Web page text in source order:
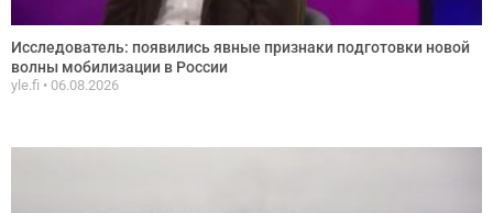
Исследователь: появились явные признаки подготовки новой
волны мобилизации в России
yle.fi 06.08.2026